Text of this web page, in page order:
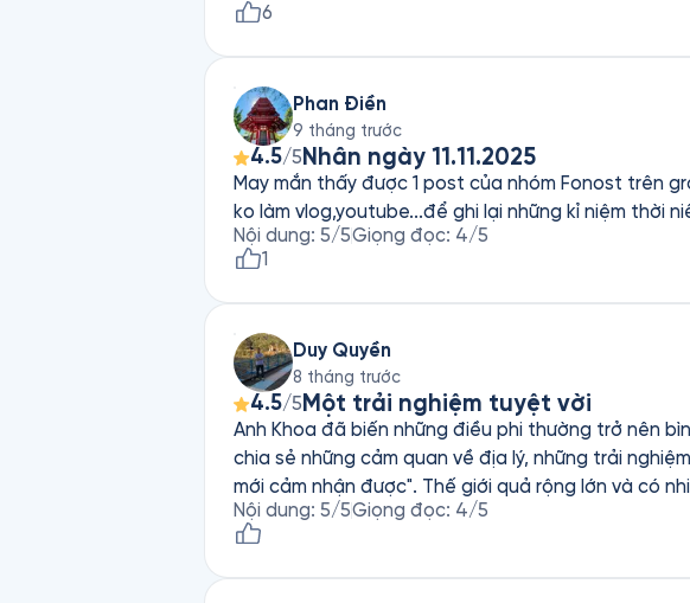
6
Phan Điền
9 tháng trước
4.5/5 Nhân ngày 11.11.2025
May mắn thấy được 1 post của nhóm Fonost trên
ko làm vlog,youtube...để ghi lại những kỉ niệm thời
Nội dung: 5/5Giọng đọc: 4/5
1
Duy Quyền
8 tháng trước
4.5/5 Một trải nghiệm tuyệt vời
Anh Khoa đã biến những điều phi thường trở nên
chia sẻ những cảm quan về địa lý, những trải
mới cảm nhận được". Thế giới quả rộng lớn và có
Nội dung: 5/5Giọng đọc: 4/5